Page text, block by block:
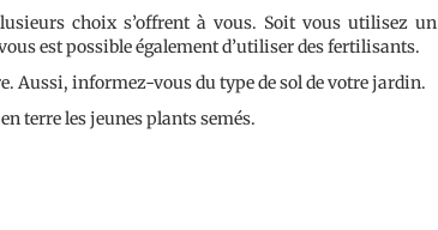
choix s’offrent à vous. Soit vous utilisez un
est possible également d’utiliser des fertilisants.
Aussi, informez-vous du type de sol de votre jardin.
terre les jeunes plants semés.